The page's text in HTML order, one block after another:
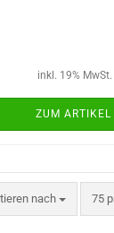
inkl. 19%
ZUM ARTIKEL
nach 75